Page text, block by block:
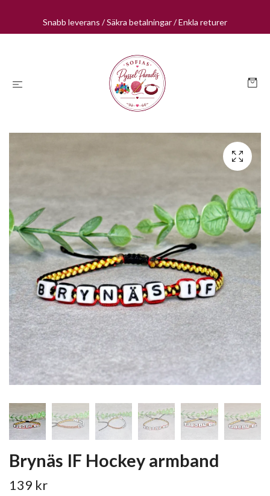
Snabb leverans / Säkra betalningar / Enkla returer
Brynäs IF Hockey armband
139 kr